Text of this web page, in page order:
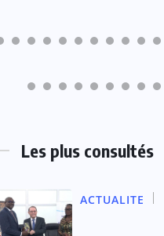
Les plus consultés
ACTUALITE